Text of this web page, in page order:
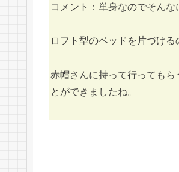
コメント：単身なのでそんな
ロフト型のベッドを片づける
赤帽さんに持って行っても
とができましたね。